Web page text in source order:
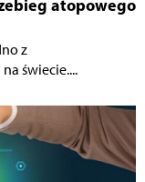
atopowego
z
świecie....